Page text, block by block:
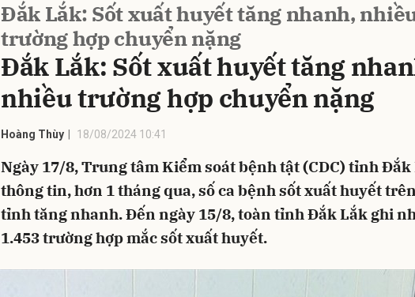
Đắk Lắk: Sốt xuất huyết tăng nhanh,
trường hợp chuyển nặng
Đắk Lắk: Sốt xuất huyết tăng
nhiều trường hợp chuyển nặng
Hoàng Thùy 18/08/2024 10:41
Ngày 17/8, Trung tâm Kiểm soát bệnh tật (CDC) tỉnh Đắk
thông tin, hơn 1 tháng qua, số ca bệnh sốt xuất huyết
tỉnh tăng nhanh. Đến ngày 15/8, toàn tỉnh Đắk Lắk ghi
1.453 trường hợp mắc sốt xuất huyết.
Hủy